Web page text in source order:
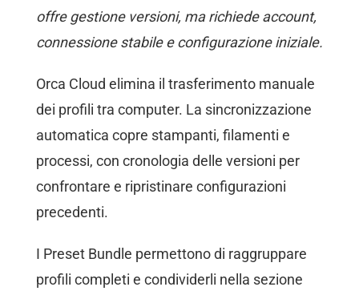
offre gestione versioni, ma richiede account,
connessione stabile e configurazione iniziale.
Orca Cloud elimina il trasferimento manuale
dei profili tra computer. La sincronizzazione
automatica copre stampanti, filamenti e
processi, con cronologia delle versioni per
confrontare e ripristinare configurazioni
precedenti.
I Preset Bundle permettono di raggruppare
profili completi e condividerli nella sezione